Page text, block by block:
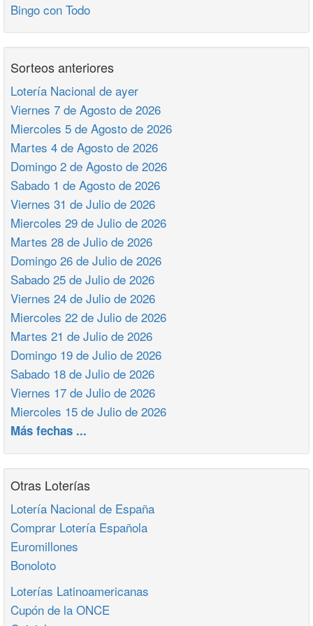
Bingo con Todo
Sorteos anteriores
Lotería Nacional de ayer
Viernes 7 de Agosto de 2026
Miercoles 5 de Agosto de 2026
Martes 4 de Agosto de 2026
Domingo 2 de Agosto de 2026
Sabado 1 de Agosto de 2026
Viernes 31 de Julio de 2026
Miercoles 29 de Julio de 2026
Martes 28 de Julio de 2026
Domingo 26 de Julio de 2026
Sabado 25 de Julio de 2026
Viernes 24 de Julio de 2026
Miercoles 22 de Julio de 2026
Martes 21 de Julio de 2026
Domingo 19 de Julio de 2026
Sabado 18 de Julio de 2026
Viernes 17 de Julio de 2026
Miercoles 15 de Julio de 2026
Más fechas ...
Otras Loterías
Lotería Nacional de España
Comprar Lotería Española
Euromillones
Bonoloto
Loterías Latinoamericanas
Cupón de la ONCE